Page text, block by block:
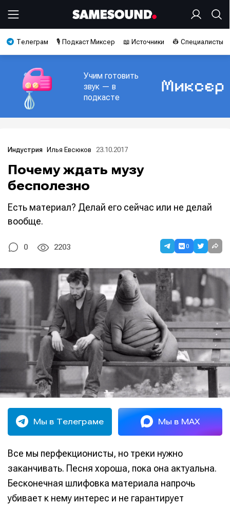
Телеграм 🎙️ Подкаст Миксер 📖 Источники 👷 Специалисты
Учим готовить
звук — в
подкасте
Индустрия Илья Евсюков 23.10.2017
Почему ждать музу
бесполезно
Есть материал? Делай его сейчас или не делай
вообще.
0 2203 0
Мы в Телеграме Мы в MAX
Все мы перфекционисты, но треки нужно
заканчивать. Песня хороша, пока она актуальна.
Бесконечная шлифовка материала напрочь
убивает к нему интерес и не гарантирует